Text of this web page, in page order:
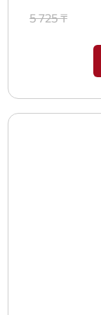
5 725 ₸